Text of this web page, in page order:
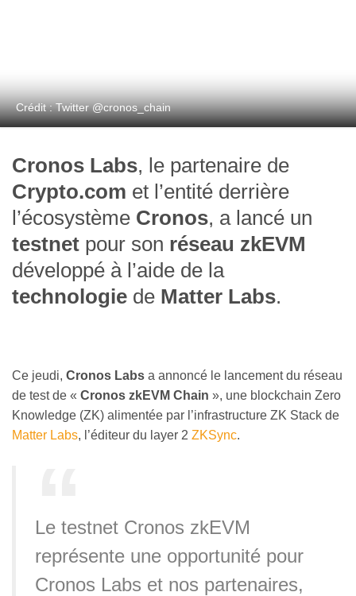
Crédit : Twitter @cronos_chain
Cronos Labs, le partenaire de
Crypto.com et l’entité derrière
l’écosystème Cronos, a lancé un
testnet pour son réseau zkEVM
développé à l’aide de la
technologie de Matter Labs.
Ce jeudi, Cronos Labs a annoncé le lancement du réseau
de test de « Cronos zkEVM Chain », une blockchain Zero
Knowledge (ZK) alimentée par l’infrastructure ZK Stack de
Matter Labs, l’éditeur du layer 2 ZKSync.
Le testnet Cronos zkEVM
représente une opportunité pour
Cronos Labs et nos partenaires,